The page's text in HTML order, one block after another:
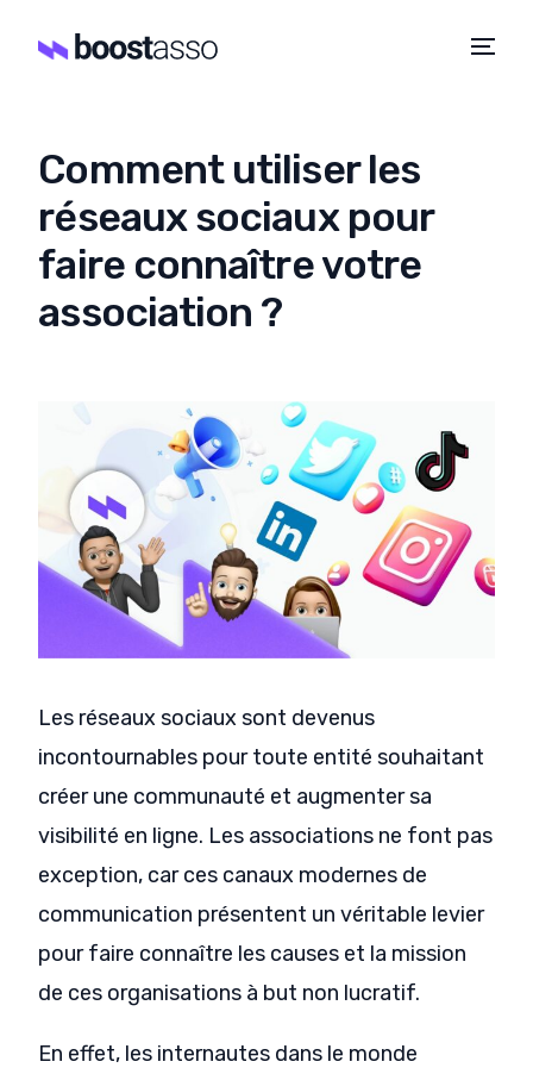
Comment utiliser les
réseaux sociaux pour
faire connaître votre
association ?
Les réseaux sociaux sont devenus
incontournables pour toute entité souhaitant
créer une communauté et augmenter sa
visibilité en ligne. Les associations ne font pas
exception, car ces canaux modernes de
communication présentent un véritable levier
pour faire connaître les causes et la mission
de ces organisations à but non lucratif.
En effet, les internautes dans le monde